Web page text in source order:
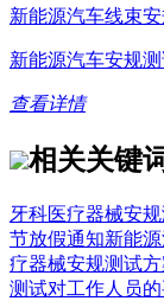
新能源汽车线束
新能源汽车安规
查看详情
相关关键
牙科医疗器械安
节放假通知新能
疗器械安规测试
测试对工作人员